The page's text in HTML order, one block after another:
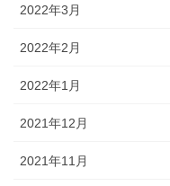
2022年3月
2022年2月
2022年1月
2021年12月
2021年11月